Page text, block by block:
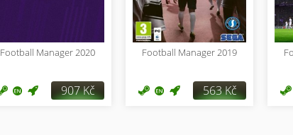
Football Manager 2020
907 Kč
Football Manager 2019
563 Kč